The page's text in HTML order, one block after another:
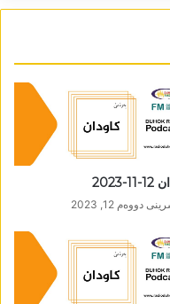
2023
دووه‌م 12, 2023